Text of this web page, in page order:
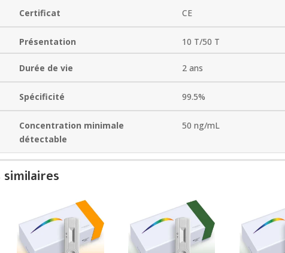
Certificat CE
Présentation 10 T/50 T
Durée de vie 2 ans
Spécificité 99.5%
Concentration minimale
détectable
50 ng/mL